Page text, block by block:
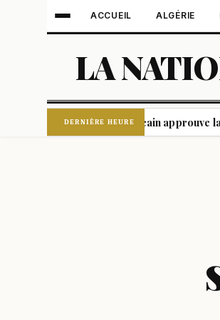
ACCUEIL ALGÉRIE
LA
DERNIÈRE HEURE
Le Sénat américain approuve la